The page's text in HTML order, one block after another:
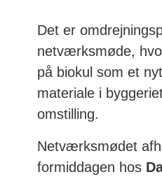
Det er
netværksmøde,
på biokul som et
materiale i
omstilling.
Netværksmødet
formiddagen hos